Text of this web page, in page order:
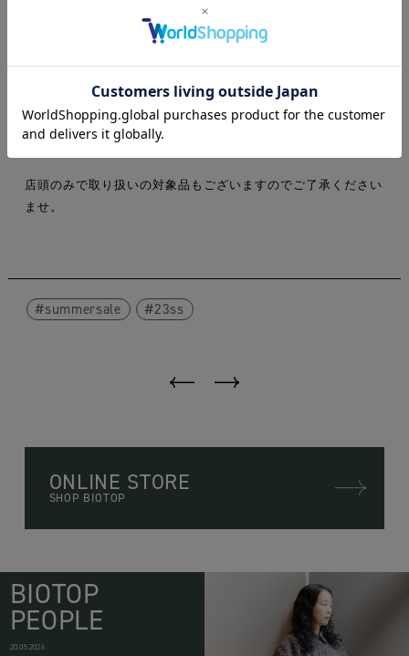
福岡市中央区赤坂2-6-30092-751-7061
ONLINE STORE :
https://product.jadore-
・
店頭のみで取り扱いの対象品もございますのでご了承ください
ませ。
summersale 23ss
ONLINE STORE
SHOP BIOTOP
BIOTOP
PEOPLE
20.05.2026